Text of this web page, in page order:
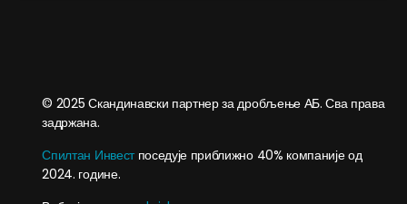
© 2025 Скандинавски партнер за дробљење АБ. Сва права
задржана.
Спилтан Инвестпоседује приближно 40% компаније од
2024. године.